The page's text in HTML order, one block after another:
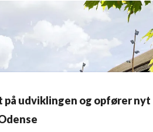
på udviklingen og opfører nyt